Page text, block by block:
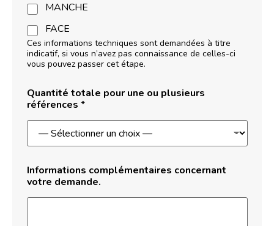
MANCHE
FACE
Ces informations techniques sont demandées à titre
indicatif, si vous n’avez pas connaissance de celles-ci
vous pouvez passer cet étape.
Quantité totale pour une ou plusieurs
références *
n
f
o
Informations complémentaires concernant
votre demande.